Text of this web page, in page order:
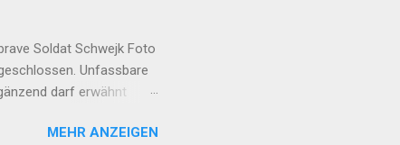
Soldat Schwejk Foto
Unfassbare
darf erwähnt
Lachkrampf
MEHR ANZEIGEN